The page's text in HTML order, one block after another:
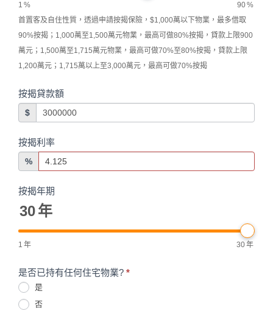
1 % 90%
首置客及自住性質，透過申請按揭保險，$1,000萬以下物業，最多借取
90%按揭；1,000萬至1,500萬元物業，最高可做80%按揭，貸款上限900
萬元；1,500萬至1,715萬元物業，最高可做70%至80%按揭，貸款上限
1,200萬元；1,715萬以上至3,000萬元，最高可做70%按揭
按揭貸款額
$
按揭利率
%
按揭年期
30年
1 年 30年
是否已持有任何住宅物業? *
是
否